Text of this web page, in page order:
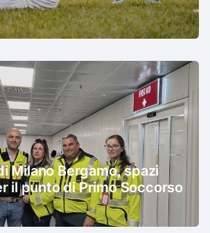
Milano Bergamo, spazi
il punto di Primo Soccorso